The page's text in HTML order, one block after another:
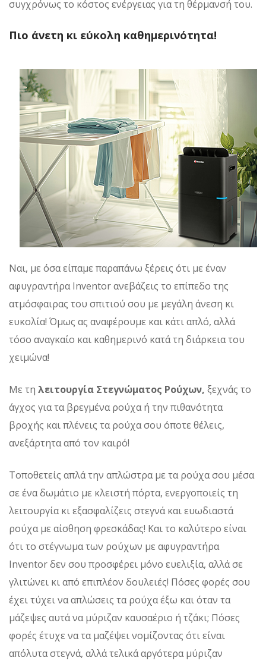
συγχρόνως το κόστος ενέργειας για τη θέρμανσή του.
Πιο άνετη κι εύκολη καθημερινότητα!
Ναι, με όσα είπαμε παραπάνω ξέρεις ότι με έναν
αφυγραντήρα Inventor ανεβάζεις το επίπεδο της
ατμόσφαιρας του σπιτιού σου με μεγάλη άνεση κι
ευκολία! Όμως ας αναφέρουμε και κάτι απλό, αλλά
τόσο αναγκαίο και καθημερινό κατά τη διάρκεια του
χειμώνα!
Με τη λειτουργία Στεγνώματος Ρούχων, ξεχνάς το
άγχος για τα βρεγμένα ρούχα ή την πιθανότητα
βροχής και πλένεις τα ρούχα σου όποτε θέλεις,
ανεξάρτητα από τον καιρό!
Τοποθετείς απλά την απλώστρα με τα ρούχα σου μέσα
σε ένα δωμάτιο με κλειστή πόρτα, ενεργοποιείς τη
λειτουργία κι εξασφαλίζεις στεγνά και ευωδιαστά
ρούχα με αίσθηση φρεσκάδας! Και το καλύτερο είναι
ότι το στέγνωμα των ρούχων με αφυγραντήρα
Inventor δεν σου προσφέρει μόνο ευελιξία, αλλά σε
γλιτώνει κι από επιπλέον δουλειές! Πόσες φορές σου
έχει τύχει να απλώσεις τα ρούχα έξω και όταν τα
μάζεψες αυτά να μύριζαν καυσαέριο ή τζάκι; Πόσες
φορές έτυχε να τα μαζέψει νομίζοντας ότι είναι
απόλυτα στεγνά, αλλά τελικά αργότερα μύριζαν